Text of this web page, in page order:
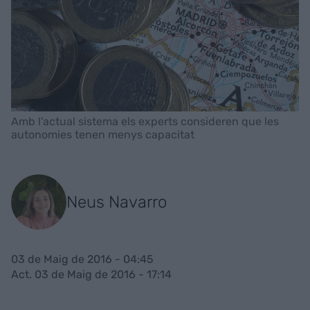
Amb l'actual sistema els experts consideren que les
autonomies tenen menys capacitat
Neus Navarro
03 de Maig de 2016 - 04:45
Act. 03 de Maig de 2016 - 17:14